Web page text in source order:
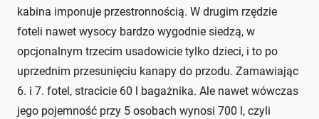
kabina imponuje przestronnością. W drugim rzędzie
foteli nawet wysocy bardzo wygodnie siedzą, w
opcjonalnym trzecim usadowicie tylko dzieci, i to po
uprzednim przesunięciu kanapy do przodu. Zamawiając
6. i 7. fotel, stracicie 60 l bagażnika. Ale nawet wówczas
jego pojemność przy 5 osobach wynosi 700 l, czyli